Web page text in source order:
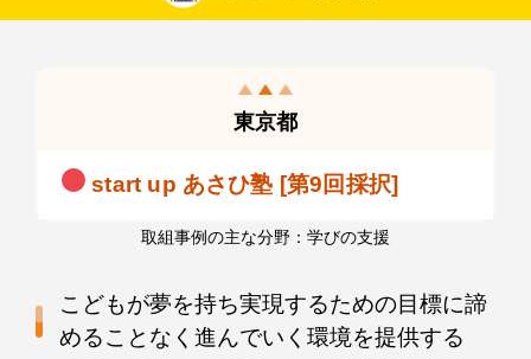
東京都
start up あさひ塾 [第9回採択]
取組事例の主な分野：学びの支援
こどもが夢を持ち実現するための目標に諦
めることなく進んでいく環境を提供する